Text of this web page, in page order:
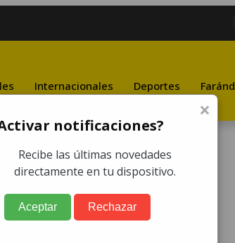
Internacionales Deportes
de
del CUC
×
notificaciones?
Recibe las últimas novedades
directamente en tu dispositivo.
Aceptar Rechazar